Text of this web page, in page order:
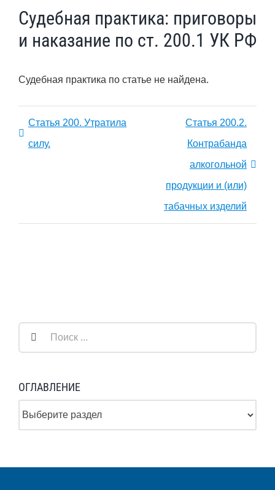
Судебная практика: приговоры
и наказание по ст. 200.1 УК РФ
Судебная практика по статье не найдена.
Статья 200. Утратила
силу.
Статья 200.2.
Контрабанда
алкогольной
продукции и (или)
табачных изделий
ОГЛАВЛЕНИЕ